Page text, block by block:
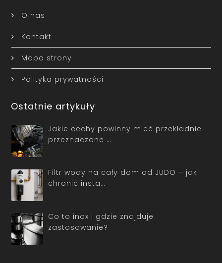
O nas
Kontakt
Mapa strony
Polityka prywatności
Ostatnie artykuły
Jakie cechy powinny mieć przekładnie
przeznaczone …
Filtr wody na cały dom od JUDO – jak
chronić insta…
Co to inox i gdzie znajduje
zastosowanie?